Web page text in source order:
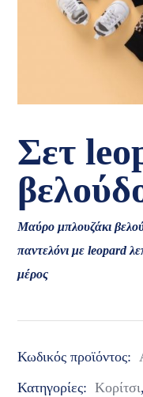
Σετ
Μαύρο μπλουζάκι
παντελόνι με leopard
μέρος
Κωδικός προϊόντος:
Κατηγορίες: Κορίτσι,